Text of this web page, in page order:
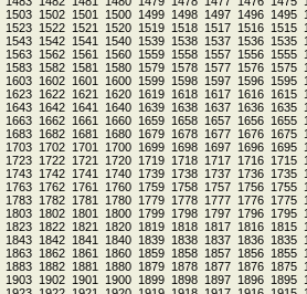
1495
1496
1497
1498
1499
1500
1501
1502
1503
1515
1516
1517
1518
1519
1520
1521
1522
1523
1535
1536
1537
1538
1539
1540
1541
1542
1543
1555
1556
1557
1558
1559
1560
1561
1562
1563
1575
1576
1577
1578
1579
1580
1581
1582
1583
1595
1596
1597
1598
1599
1600
1601
1602
1603
1615
1616
1617
1618
1619
1620
1621
1622
1623
1635
1636
1637
1638
1639
1640
1641
1642
1643
1655
1656
1657
1658
1659
1660
1661
1662
1663
1675
1676
1677
1678
1679
1680
1681
1682
1683
1695
1696
1697
1698
1699
1700
1701
1702
1703
1715
1716
1717
1718
1719
1720
1721
1722
1723
1735
1736
1737
1738
1739
1740
1741
1742
1743
1755
1756
1757
1758
1759
1760
1761
1762
1763
1775
1776
1777
1778
1779
1780
1781
1782
1783
1795
1796
1797
1798
1799
1800
1801
1802
1803
1815
1816
1817
1818
1819
1820
1821
1822
1823
1835
1836
1837
1838
1839
1840
1841
1842
1843
1855
1856
1857
1858
1859
1860
1861
1862
1863
1875
1876
1877
1878
1879
1880
1881
1882
1883
1895
1896
1897
1898
1899
1900
1901
1902
1903